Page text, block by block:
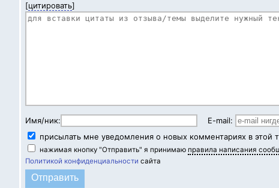
[цитировать]
Имя/ник:
E-mail:
присылать мне уведомления о новых комментариях в этой
нажимая кнопку "Отправить" я принимаю правила написания
Политикой конфиденциальности сайта